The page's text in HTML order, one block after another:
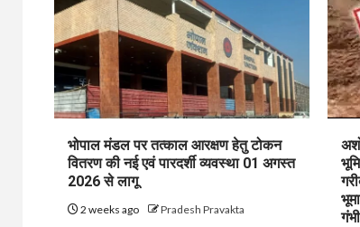
भोपाल मंडल पर तत्काल आरक्षण हेतु टोकन
वितरण की नई एवं पारदर्शी व्यवस्था 01 अगस्त
2026 से लागू
2 weeks ago Pradesh Pravakta